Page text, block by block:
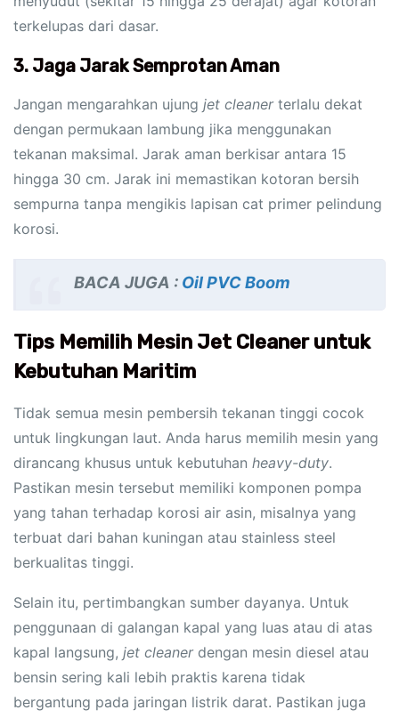
terkelupas dari dasar.
3. Jaga Jarak Semprotan Aman
Jangan mengarahkan ujung jet cleanerterlalu dekat
dengan permukaan lambung jika menggunakan
tekanan maksimal. Jarak aman berkisar antara 15
hingga 30 cm. Jarak ini memastikan kotoran bersih
sempurna tanpa mengikis lapisan cat primer pelindung
korosi.
BACA JUGA : Oil PVC Boom
Tips Memilih Mesin Jet Cleaner untuk
Kebutuhan Maritim
Tidak semua mesin pembersih tekanan tinggi cocok
untuk lingkungan laut. Anda harus memilih mesin yang
dirancang khusus untuk kebutuhan heavy-duty.
Pastikan mesin tersebut memiliki komponen pompa
yang tahan terhadap korosi air asin, misalnya yang
terbuat dari bahan kuningan atau stainless steel
berkualitas tinggi.
Selain itu, pertimbangkan sumber dayanya. Untuk
penggunaan di galangan kapal yang luas atau di atas
kapal langsung, jet cleanerdengan mesin diesel atau
bensin sering kali lebih praktis karena tidak
bergantung pada jaringan listrik darat. Pastikan juga